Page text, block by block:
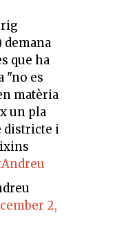
demana
que ha
"no es
matèria
un pla
districte i
2,